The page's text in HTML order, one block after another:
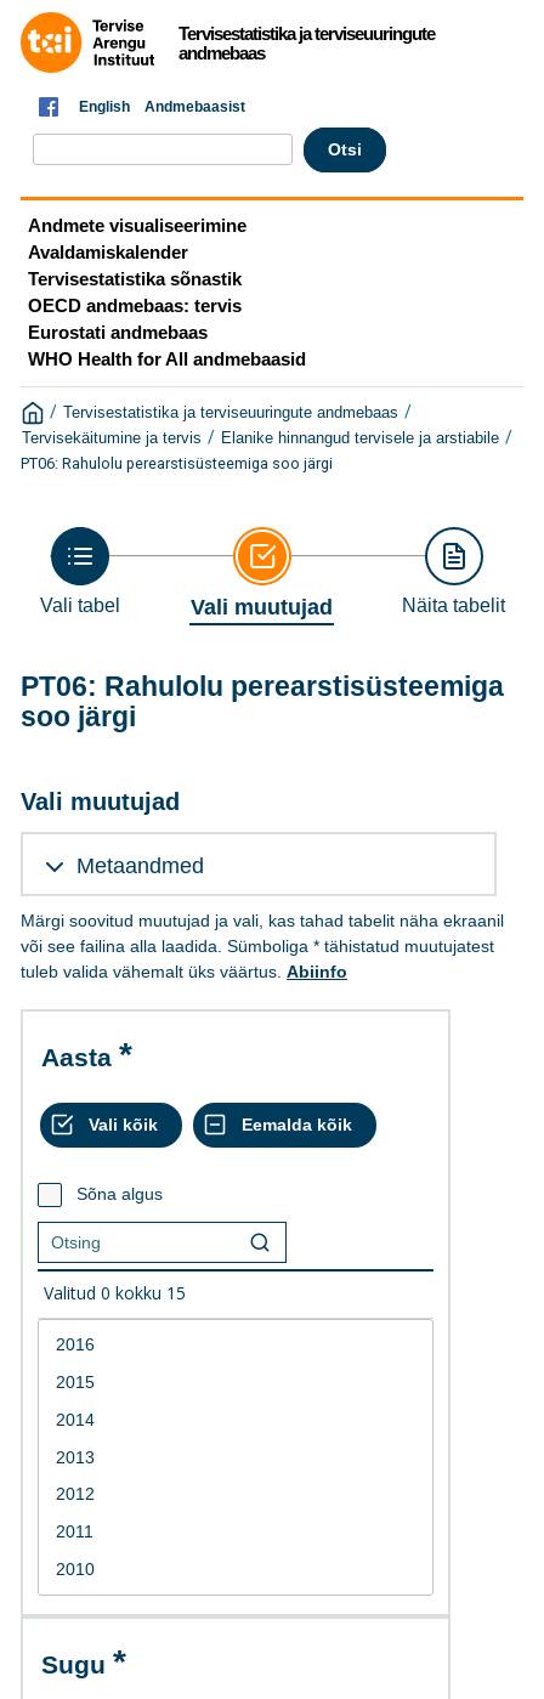
Tervisestatistika ja terviseuuringute
andmebaas
English Andmebaasist
Andmete visualiseerimine
Avaldamiskalender
Tervisestatistika sõnastik
OECD andmebaas: tervis
Eurostati andmebaas
WHO Health for All andmebaasid
/ Tervisestatistika ja terviseuuringute andmebaas /
Tervisekäitumine ja tervis / Elanike hinnangud tervisele ja arstiabile /
PT06: Rahulolu perearstisüsteemiga soo järgi
Vali tabel Vali muutujad Näita tabelit
PT06: Rahulolu perearstisüsteemiga
soo järgi
Vali muutujad
Metaandmed
Märgi soovitud muutujad ja vali, kas tahad tabelit näha ekraanil
või see failina alla laadida. Sümboliga * tähistatud muutujatest
tuleb valida vähemalt üks väärtus. Abiinfo
Aasta
Sõna algus
Valitud 0 kokku 15
Sugu